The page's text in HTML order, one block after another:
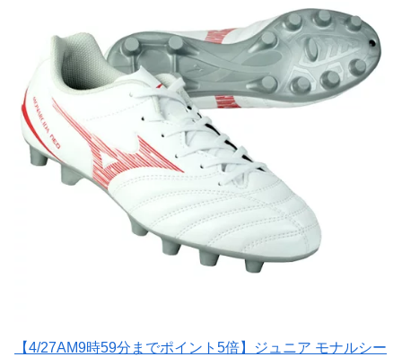
【4/27AM9時59分までポイント5倍】ジュニア モナルシー